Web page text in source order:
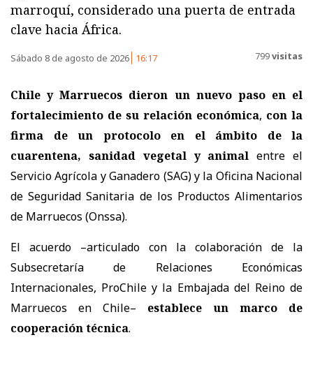
marroquí, considerado una puerta de entrada
clave hacia África.
Sábado 8 de agosto de 2026 16:17 799visitas
Chile y Marruecos dieron un nuevo paso en el
fortalecimiento de su relación económica, con la
firma de un protocolo en el ámbito de la
cuarentena, sanidad vegetal y animal entre el
Servicio Agrícola y Ganadero (SAG) y la Oficina Nacional
de Seguridad Sanitaria de los Productos Alimentarios
de Marruecos (Onssa).
El acuerdo –articulado con la colaboración de la
Subsecretaría de Relaciones Económicas
Internacionales, ProChile y la Embajada del Reino de
Marruecos en Chile– establece un marco de
cooperación técnica.